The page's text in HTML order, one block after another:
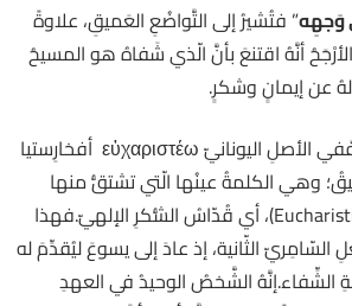
” فتُشيرُ إلى التَّواضُعِ العَميقِ، علاوةً
أنَّهُ اقتنعَ بأنَّ الّذي شَفاهُ هو المسيحُ
عن إيمانٍ وشكرٍ.
“، فَفي الأصلِ اليونانيّ εὐχαριστέω أفخارِستيا
وهي الكلمةُ عينُها الّتي تشتقُّ منها
لفظةُ “الأفخارستيا” (Eucharistia)، أي قُدّاسُ الشُّكرِ الإلهيّ.فهذا
السّامِريّ الثّانية، إذ عادَ إلى يسوعَ ليُقدِّمَ له
الشِّفاء.إنَّهُ الشَّخصُ الوحيدُ في العهدِ